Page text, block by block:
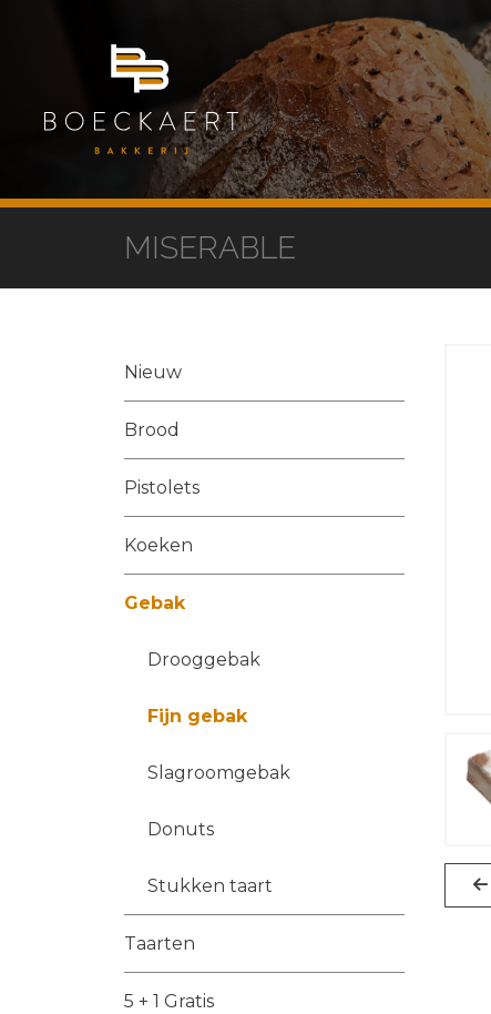
MISERABLE
Nieuw
Brood
Pistolets
Koeken
Gebak
Drooggebak
Fijn gebak
Slagroomgebak
Donuts
Stukken taart
Taarten
5 + 1 Gratis